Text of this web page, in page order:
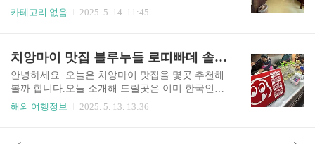
11월에 가족 여행으로 다시 치앙마이에 갔을때 방
문을 하게 되었어요.아무래도 가족이 여행을 하다
소가올드타운 서쪽 끝에 있었는데요.호텔에서 택
시를 타고 캐롯커피에서 커피와 디저트..
쪽에 위치해 있는데요.근처에 Buak Hard Public Par
으로 다양한 샌드위치를 만들어 팔아요. 매장은 협
소한 편인데요.매장 내에서 식사를 할 수있는 테이
블이 있기는 하지만 크지 않아요.1~2인이 앉아서
먹을 수있는 정도의 테이블이 몇개있는데요.우리
나라 브런치 카페처럼 엄청 편안한 테이블과 의자
야 합니다. 이곳은 매장내 식사보다는 테이크아웃
카테고리 없음 2025. 5. 14. 11:45
치앙마이 맛집 블루누들 로띠빠데 솔직 후기
안녕하세요. 오늘은 치앙마이 맛집을 몇곳 추천해
볼까 합니다.오늘 소개해 드릴곳은 이미 한국인들
사이에서 유명한 곳이죠바로 블루누들과 로띠빠데
두번의 치앙마이 여행에서 한번씩 가보았던 곳입
해외 여행정보 2025. 5. 13. 13:36